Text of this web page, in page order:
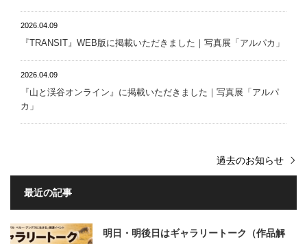
2026.04.09
『TRANSIT』WEB版に掲載いただきました｜写真展「アルパカ」
2026.04.09
『山と渓谷オンライン』に掲載いただきました｜写真展「アルパ
カ」
過去のお知らせ
最近の記事
明日・明後日はギャラリートーク（作品解